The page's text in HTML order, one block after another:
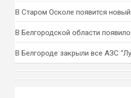
В Старом Осколе появится
В Белгородской области
В Белгороде закрыли все АЗС